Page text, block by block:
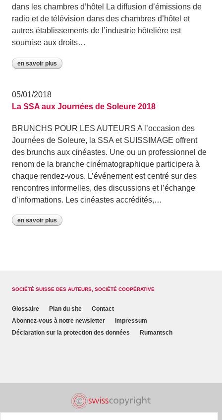
dans les chambres d’hôtel La diffusion d’émissions de
radio et de télévision dans des chambres d’hôtel et
autres établissements de l’industrie hôtelière est
soumise aux droits…
en savoir plus
05/01/2018
La SSA aux Journées de Soleure 2018
BRUNCHS POUR LES AUTEURS A l’occasion des
Journées de Soleure, la SSA et SUISSIMAGE offrent
des brunchs aux cinéastes. Une ou un professionnel de
renom de la branche cinématographique participera à
chaque rendez-vous. L’événement est centré sur des
rencontres informelles, des discussions et l’échange
d’informations. Les cinéastes accrédités,…
en savoir plus
SOCIÉTÉ SUISSE DES AUTEURS, SOCIÉTÉ COOPÉRATIVE
Glossaire Plan du site
Contact
Abonnez-vous à notre newsletter
Impressum
Déclaration sur la protection des données
Rumantsch